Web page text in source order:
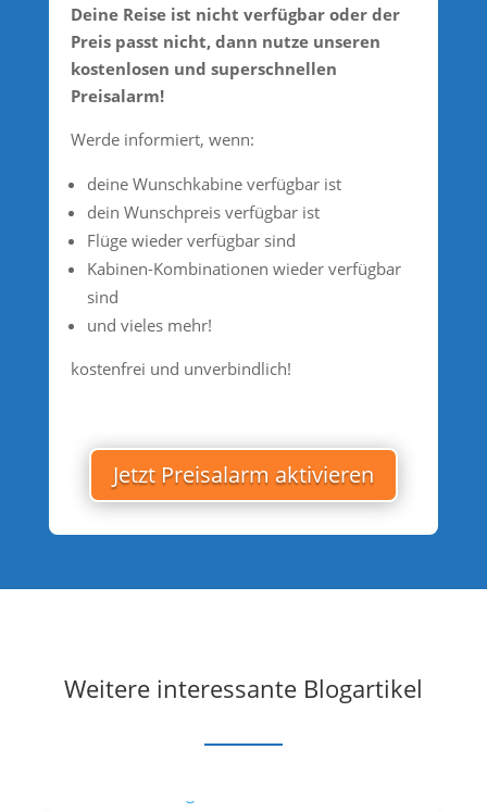
Deine Reise ist nicht verfügbar oder der
Preis passt nicht, dann nutze unseren
kostenlosen und superschnellen
Preisalarm!
Werde informiert, wenn:
deine Wunschkabine verfügbar ist
dein Wunschpreis verfügbar ist
Flüge wieder verfügbar sind
Kabinen-Kombinationen wieder verfügbar
sind
und vieles mehr!
kostenfrei und unverbindlich!
Jetzt Preisalarm aktivieren
Weitere interessante Blogartikel